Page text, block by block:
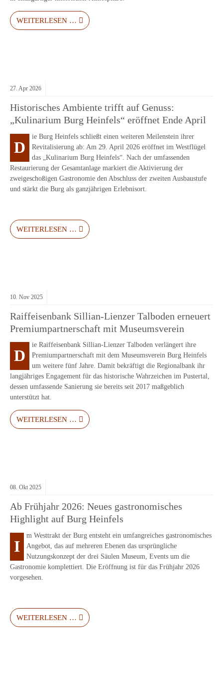
WEITERLESEN …
27. Apr 2026
Historisches Ambiente trifft auf Genuss:
„Kulinarium Burg Heinfels“ eröffnet Ende April
D
ie Burg Heinfels schließt einen weiteren Meilenstein ihrer
Revitalisierung ab: Am 29. April 2026 eröffnet im Westflügel
das „Kulinarium Burg Heinfels“. Nach der umfassenden
Restaurierung der Gesamtanlage markiert die Aktivierung der
zweigeschoßigen Gastronomie den Abschluss der zweiten Ausbaustufe
und stärkt die Burg als ganzjährigen Erlebnisort.
WEITERLESEN …
10. Nov 2025
Raiffeisenbank Sillian-Lienzer Talboden erneuert
Premiumpartnerschaft mit Museumsverein
D
ie Raiffeisenbank Sillian-Lienzer Talboden verlängert ihre
Premiumpartnerschaft mit dem Museumsverein Burg Heinfels
um weitere fünf Jahre. Damit bekräftigt die Regionalbank ihr
langjähriges Engagement für das historische Wahrzeichen im Pustertal,
dessen umfassende Sanierung sie bereits seit 2017 maßgeblich
unterstützt hat.
WEITERLESEN …
08. Okt 2025
Ab Frühjahr 2026: Neues gastronomisches
Highlight auf Burg Heinfels
I
m Westtrakt der Burg entsteht ein umfangreiches gastronomisches
Angebot, das auf mehreren Ebenen das ursprüngliche
Nutzungskonzept der drei Säulen Museum, Events um die
Gastronomie komplettiert. Die Eröffnung ist für das Frühjahr 2026
vorgesehen.
WEITERLESEN …